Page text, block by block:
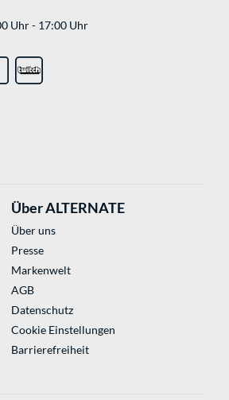
Uhr - 17:00 Uhr
Über ALTERNATE
Über uns
Presse
Markenwelt
AGB
Datenschutz
Cookie Einstellungen
Barrierefreiheit